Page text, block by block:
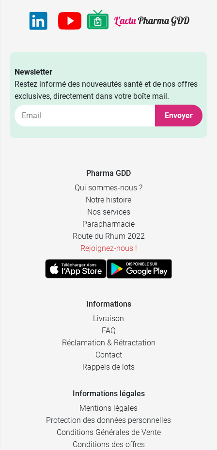
Newsletter
Restez informé des nouveautés santé et de nos offres
exclusives, directement dans votre boîte mail.
Envoyer
Pharma GDD
Qui sommes-nous ?
Notre histoire
Nos services
Parapharmacie
Route du Rhum 2022
Rejoignez-nous !
Informations
Livraison
FAQ
Réclamation & Rétractation
Contact
Rappels de lots
Informations légales
Mentions légales
Protection des données personnelles
Conditions Générales de Vente
Conditions des offres